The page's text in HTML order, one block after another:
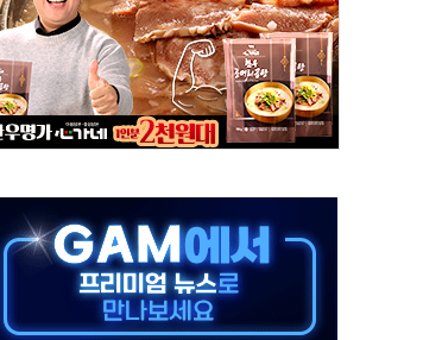
화 전환점"
확대·속도전 총력"
도 1.6배 규모